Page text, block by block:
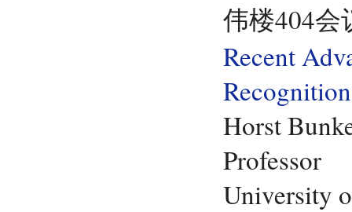
伟楼404会
Recent
Recognition
Horst
Professor
University